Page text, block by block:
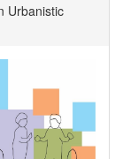
Urbanistic